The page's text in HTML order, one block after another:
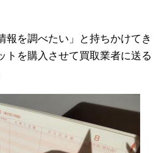
報を調べたい」と持ちかけてき
トを購入させて買取業者に送る